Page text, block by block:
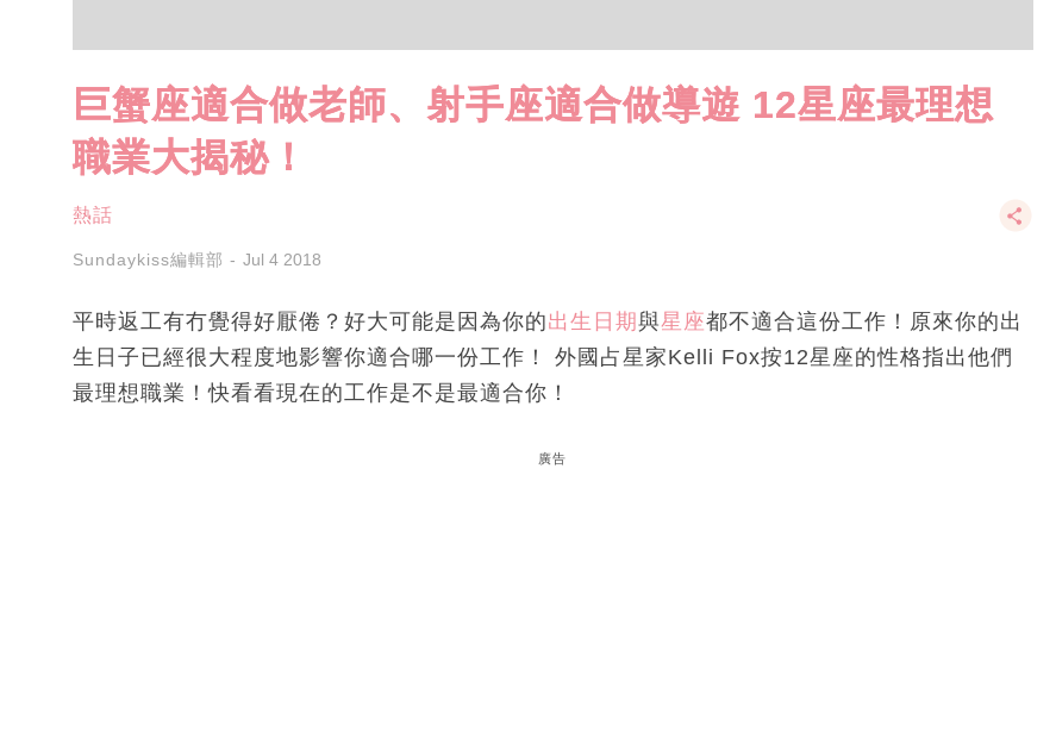
巨蟹座適合做老師、射手座適合做導遊 12星座最理想
職業大揭秘！
熱話
Sundaykiss編輯部 Jul 4 2018
平時返工有冇覺得好厭倦？好大可能是因為你的出生日期與星座都不適合這份工作！原來你的出
生日子已經很大程度地影響你適合哪一份工作！ 外國占星家Kelli Fox按12星座的性格指出他們
最理想職業！快看看現在的工作是不是最適合你！
廣告